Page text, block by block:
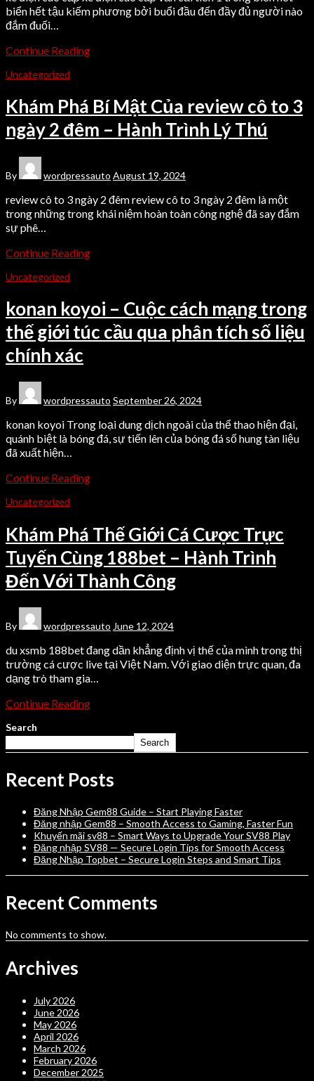
biển hết tậu kiếm phương bởi buổi đầu đến đầy đủ người nào
đắm đuối…
Continue Reading
Uncategorized
Khám Phá Bí Mật Của review cô to 3
ngày 2 đêm – Hành Trình Lý Thú
By wordpressauto August 19, 2024
review cô to 3 ngày 2 đêm review cô to 3 ngày 2 đêm là một
trong những trong khái niệm hoàn toàn công nghệ đã say đắm
sự phê…
Continue Reading
Uncategorized
konan koyoi – Cuộc cách mạng trong
thế giới túc cầu qua phân tích số liệu
chính xác
By wordpressauto September 26, 2024
konan koyoi Trong loại dung dịch ngoài của thể thao hiện đại,
quánh biệt là bóng đá, sự tiến lên của bóng đá số hung tàn liệu
đã xuất hiện…
Continue Reading
Uncategorized
Khám Phá Thế Giới Cá Cược Trực
Tuyến Cùng 188bet – Hành Trình
Đến Với Thành Công
By wordpressauto June 12, 2024
du xsmb 188bet đang dần khẳng định vị thế của mình trong thị
trường cá cược live tại Việt Nam. Với giao diện trực quan, đa
dạng trò tham gia…
Continue Reading
Search
Search
Recent Posts
Đăng Nhập Gem88 Guide – Start Playing Faster
Đăng nhập Gem88 – Smooth Access to Gaming, Faster Fun
Khuyến mãi sv88 – Smart Ways to Upgrade Your SV88 Play
Đăng nhập SV88 — Secure Login Tips for Smooth Access
Đăng Nhập Topbet – Secure Login Steps and Smart Tips
Recent Comments
No comments to show.
Archives
July 2026
June 2026
May 2026
April 2026
March 2026
February 2026
December 2025